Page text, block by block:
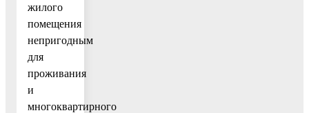
жилого
помещения
непригодным
для
проживания
и
многоквартирного